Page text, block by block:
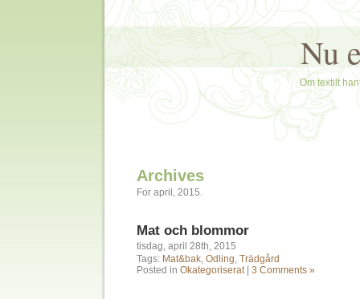
Nu
Om textilt
Archives
For april, 2015.
Mat och blommor
tisdag, april 28th, 2015
Tags: Mat&bak, Odling, Trädgård
Posted in Okategoriserat| 3 Comments »